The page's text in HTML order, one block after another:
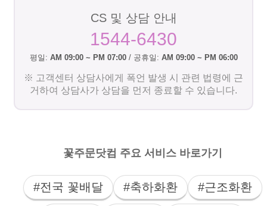
CS 및 상담 안내
1544-6430
평일: AM 09:00 ~ PM 07:00 / 공휴일: AM 09:00 ~ PM 06:00
※ 고객센터 상담사에게 폭언 발생 시 관련 법령에 근
거하여 상담사가 상담을 먼저 종료할 수 있습니다.
꽃주문닷컴 주요 서비스 바로가기
#전국 꽃배달 #축하화환 #근조화환